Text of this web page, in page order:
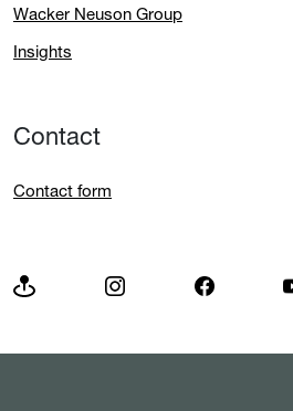
Wacker Neuson Group
Insights
Contact
Contact form